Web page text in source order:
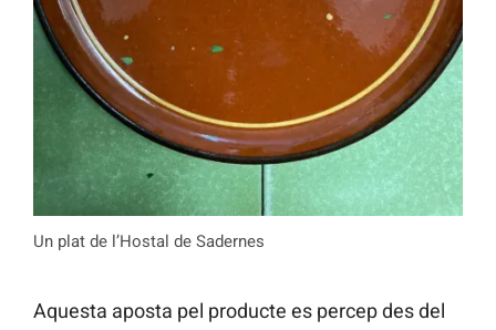
Un plat de l’Hostal de Sadernes
Aquesta aposta pel producte es percep des del